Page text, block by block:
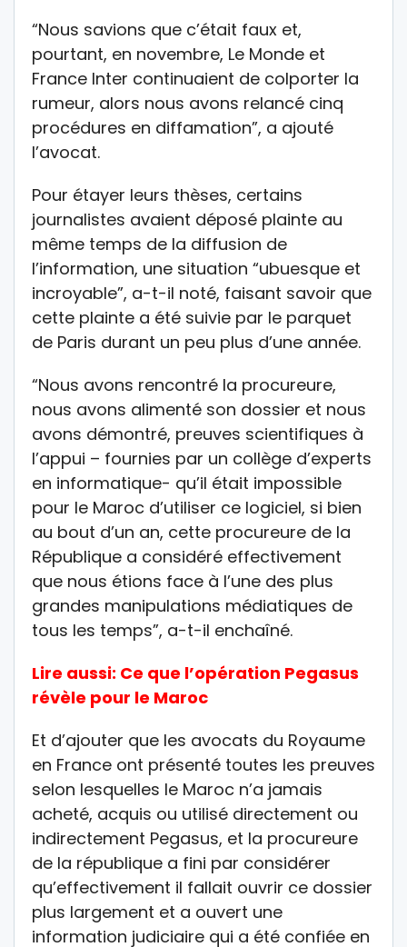
“Nous savions que c’était faux et,
pourtant, en novembre, Le Monde et
France Inter continuaient de colporter la
rumeur, alors nous avons relancé cinq
procédures en diffamation”, a ajouté
l’avocat.
Pour étayer leurs thèses, certains
journalistes avaient déposé plainte au
même temps de la diffusion de
l’information, une situation “ubuesque et
incroyable”, a-t-il noté, faisant savoir que
cette plainte a été suivie par le parquet
de Paris durant un peu plus d’une année.
“Nous avons rencontré la procureure,
nous avons alimenté son dossier et nous
avons démontré, preuves scientifiques à
l’appui – fournies par un collège d’experts
en informatique- qu’il était impossible
pour le Maroc d’utiliser ce logiciel, si bien
au bout d’un an, cette procureure de la
République a considéré effectivement
que nous étions face à l’une des plus
grandes manipulations médiatiques de
tous les temps”, a-t-il enchaîné.
Lire aussi: Ce que l’opération Pegasus
révèle pour le Maroc
Et d’ajouter que les avocats du Royaume
en France ont présenté toutes les preuves
selon lesquelles le Maroc n’a jamais
acheté, acquis ou utilisé directement ou
indirectement Pegasus, et la procureure
de la république a fini par considérer
qu’effectivement il fallait ouvrir ce dossier
plus largement et a ouvert une
information judiciaire qui a été confiée en